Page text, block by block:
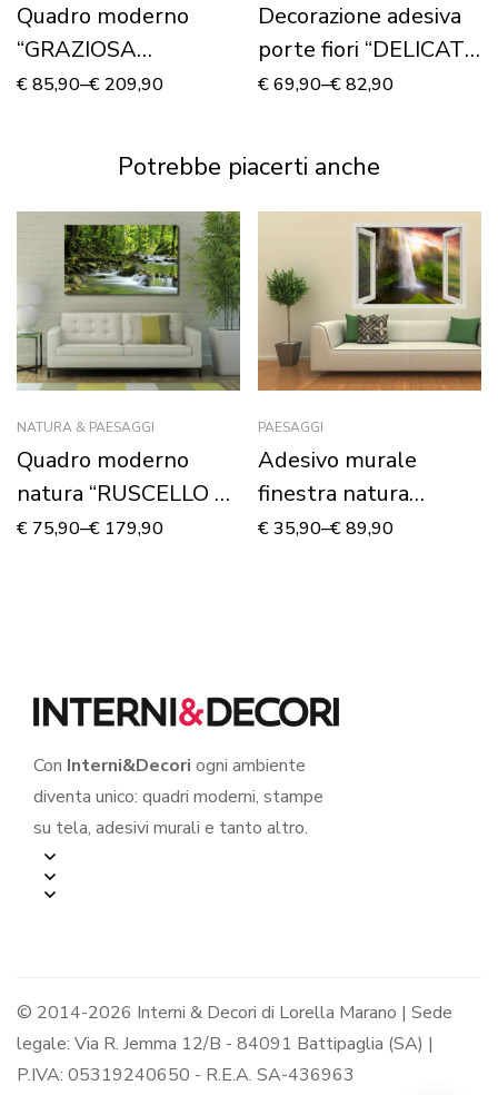
Quadro moderno
“GRAZIOSA
FARFALLA SU FIORE”
€85,90–€ 209,90
Decorazione adesiva
porte fiori “DELICATE
ROSE ROSA”
€69,90–€82,90
Potrebbe piacerti anche
NATURA & PAESAGGI
Quadro moderno
natura “RUSCELLO DI
MONTAGNA” –
€ 75,90–€ 179,90
PAESAGGI
Adesivo murale
finestra natura
“CASCATA NEL
€35,90–€89,90
Con Interni&Decori ogni ambiente
diventa unico: quadri moderni, stampe
su tela, adesivi murali e tanto altro.
© 2014-2026 Interni & Decori di Lorella Marano | Sede
legale: Via R. Jemma 12/B - 84091 Battipaglia (SA) |
P.IVA: 05319240650 - R.E.A. SA-436963